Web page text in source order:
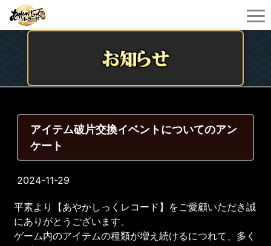
アイテム破片交換イベントについてのアン
ケート
2024-11-29
平素より【あやかしっくレコード】をご愛顧いただき誠
にありがとうございます。
ゲーム内のアイテムの種類が増え続けるにつれて、多く